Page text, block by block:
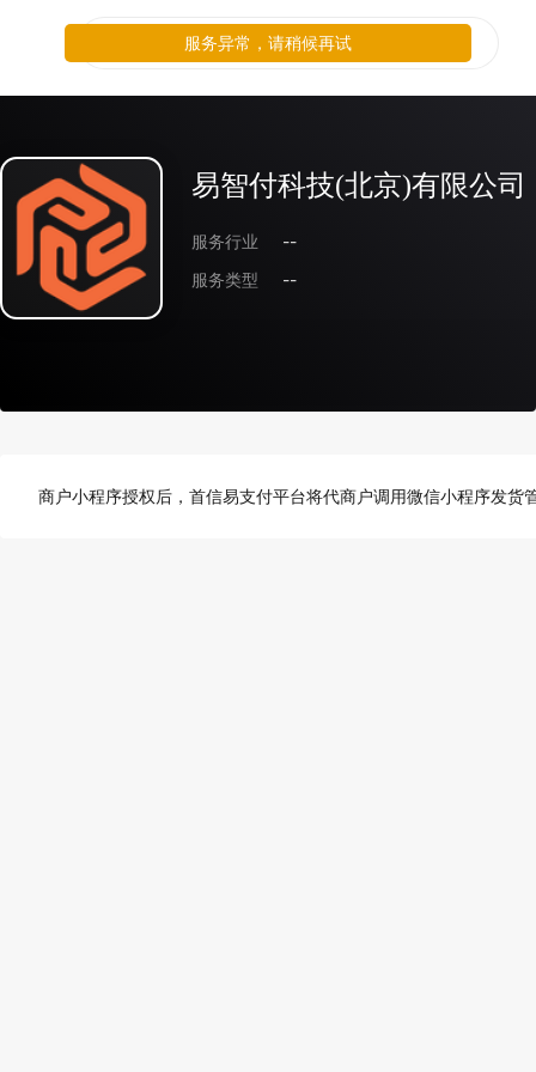
易智付科技(北京)有限公司
服务行业
--
服务类型
--
商户小程序授权后，首信易支付平台将代商户调用微信小程序发货
服务异常，请稍候再试